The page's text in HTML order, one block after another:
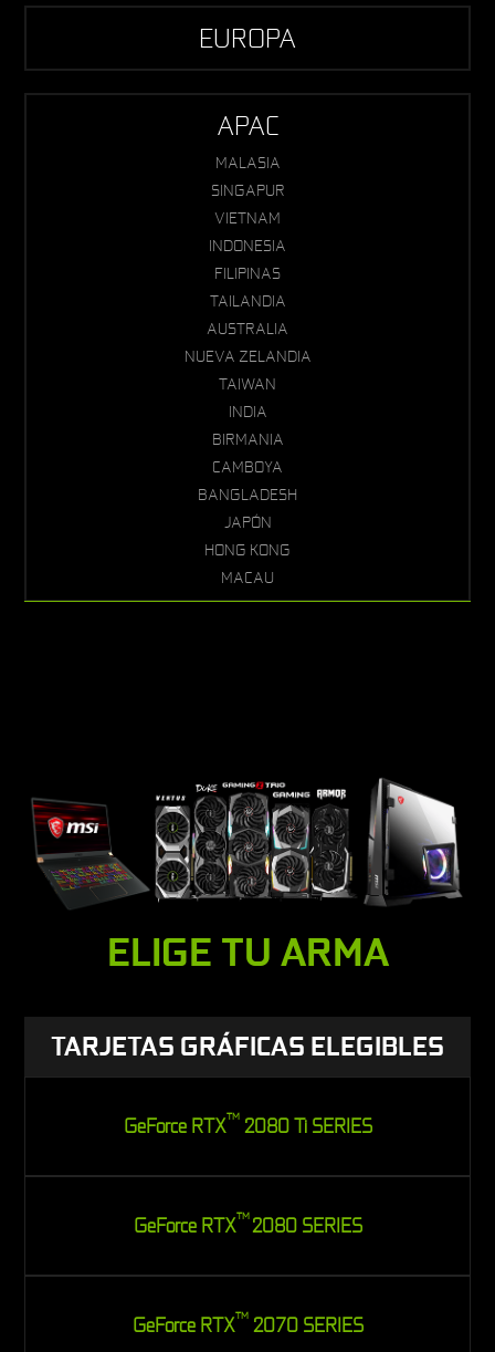
EUROPA
APAC
MALASIA
SINGAPUR
VIETNAM
INDONESIA
FILIPINAS
TAILANDIA
AUSTRALIA
NUEVA ZELANDIA
TAIWAN
INDIA
BIRMANIA
CAMBOYA
BANGLADESH
JAPÓN
HONG KONG
MACAU
ELIGE TU ARMA
TARJETAS GRÁFICAS ELEGIBLES
GeForce RTXTM2080 Ti SERIES
GeForce RTXTM2080 SERIES
GeForce RTXTM2070 SERIES